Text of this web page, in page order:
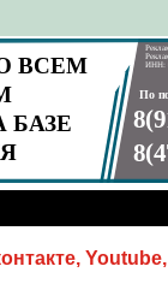
Youtube,